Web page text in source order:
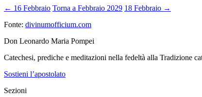
← 16 Febbraio Torna a Febbraio 2029 18 Febbraio →
Fonte: divinumofficium.com
Don Leonardo Maria Pompei
Catechesi, prediche e meditazioni nella fedeltà alla Tradizione
Sostieni l’apostolato
Sezioni